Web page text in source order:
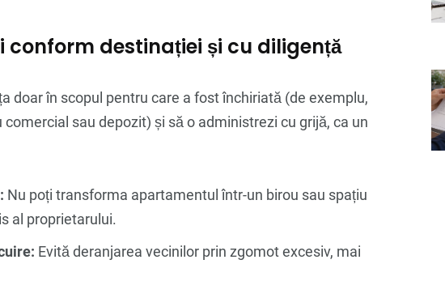
conform destinației și cu diligență
doar în scopul pentru care a fost închiriată (de exemplu,
sau depozit) și să o administrezi cu grijă, ca un
Nu poți transforma apartamentul într-un birou sau spațiu
al proprietarului.
Evită deranjarea vecinilor prin zgomot excesiv, mai